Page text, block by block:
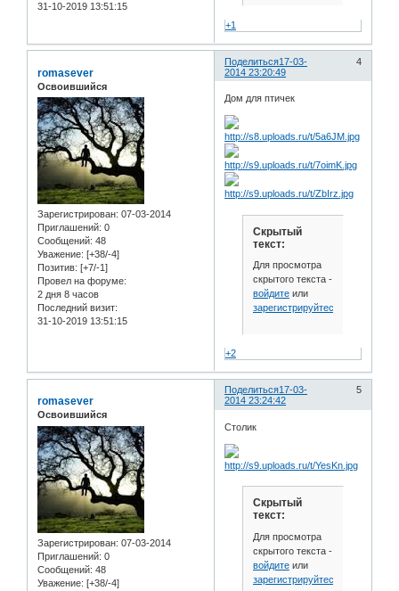
31-10-2019 13:51:15
+1
Поделиться 4
17-03-
2014 23:20:49
romasever
Освоившийся
Зарегистрирован: 07-03-2014
Приглашений: 0
Сообщений: 48
Уважение: [+38/-4]
Позитив: [+7/-1]
Провел на форуме:
2 дня 8 часов
Последний визит:
31-10-2019 13:51:15
Дом для птичек
Скрытый
текст:
Для просмотра
скрытого текста -
войдитеили
зарегистрируйтесь
+2
Поделиться 5
17-03-
2014 23:24:42
romasever
Освоившийся
Зарегистрирован: 07-03-2014
Приглашений: 0
Сообщений: 48
Уважение: [+38/-4]
Столик
Скрытый
текст:
Для просмотра
скрытого текста -
войдитеили
зарегистрируйтесь